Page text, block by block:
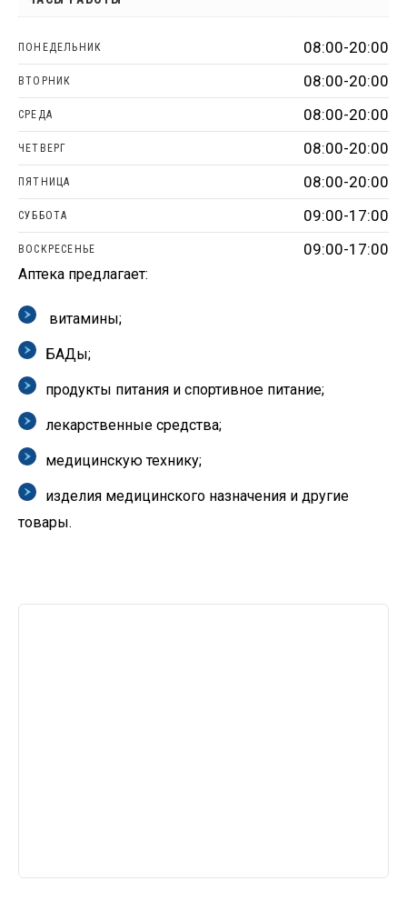
ПОНЕДЕЛЬНИК 08:00-20:00
ВТОРНИК 08:00-20:00
СРЕДА 08:00-20:00
ЧЕТВЕРГ 08:00-20:00
ПЯТНИЦА 08:00-20:00
СУББОТА 09:00-17:00
ВОСКРЕСЕНЬЕ 09:00-17:00
Аптека предлагает:
витамины;
БАДы;
продукты питания и спортивное питание;
лекарственные средства;
медицинскую технику;
изделия медицинского назначения и другие
товары.